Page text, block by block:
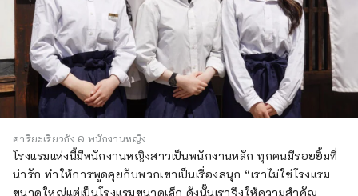
คาริยะเรียวกัง Q พนักงานหญิง
โรงแรมแห่งนี้มีพนักงานหญิงสาวเป็นพนักงานหลัก ทุกคนมีรอยยิ้มที่
น่ารัก ทำให้การพูดคุยกับพวกเขาเป็นเรื่องสนุก “เราไม่ใช่โรงแรม
ขนาดใหญ่แต่เป็นโรงแรมขนาดเล็ก ดังนั้นเราจึงให้ความสำคัญ